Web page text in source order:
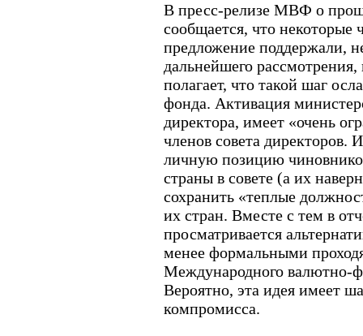
В пресс-релизе МВФ о
сообщается, что некоторые
предложение поддержали,
дальнейшего
полагает, что такой шаг
фонда. Активация
директора, имеет «очень
членов совета директоров.
личную позицию
страны в совете (а их
сохранить «теплые
их стран. Вместе с тем в
просматривается
менее формальными
Международного валютно-
Вероятно, эта идея имеет
компромисса.